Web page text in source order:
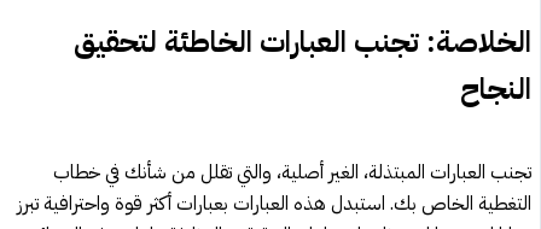
الخلاصة: تجنب العبارات الخاطئة لتحقيق
النجاح
تجنب العبارات المبتذلة، الغير أصلية، والتي تقلل من شأنك في خطاب
التغطية الخاص بك. استبدل هذه العبارات بعبارات أكثر قوة واحترافية تبرز